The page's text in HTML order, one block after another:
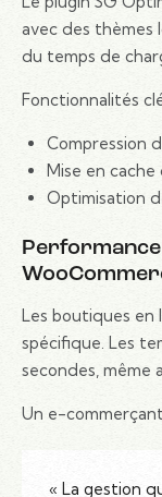
avec des thèmes
du temps de
Fonctionnalités
Compression
Mise en
Optimisation
Les boutiques en
spécifique. Les
secondes, même
Un e-
« La gestion